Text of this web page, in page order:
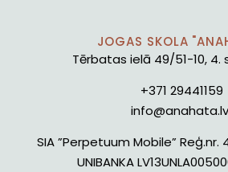
JOGAS SKOLA
Tērbatas ielā 49/51-10, 4.
+371 29441159
info@anahata.lv
SIA ”Perpetuum Mobile” Reģ.nr.
UNIBANKA